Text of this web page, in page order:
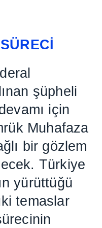
İ
ınan şüpheli
ı için
Muhafaza
ğ ı bir gözlem
Türkiye
n yürüttüğü
temaslar